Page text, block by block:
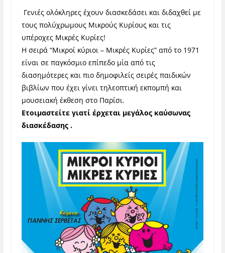
Γενιές ολόκληρες έχουν διασκεδάσει και διδαχθεί με
τους πολύχρωμους Μικρούς Κυρίους και τις
υπέροχες Μικρές Κυρίες!
Η σειρά “Μικροί κύριοι – Μικρές Κυρίες” από το 1971
είναι σε παγκόσμιο επίπεδο μία από τις
διασημότερες και πιο δημοφιλείς σειρές παιδικών
βιβλίων που έχει γίνει τηλεοπτική εκπομπή και
μουσειακή έκθεση στο Παρίσι.
Ετοιμαστείτε γιατί έρχεται μεγάλος καύσωνας
διασκέδασης .